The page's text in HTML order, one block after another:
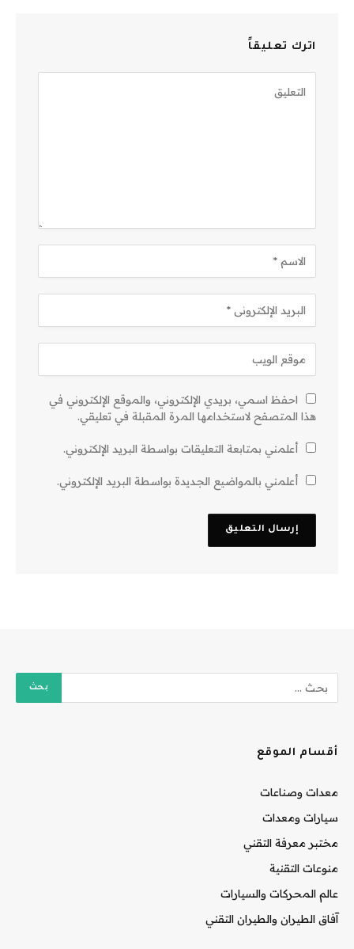
اترك تعليقاً
احفظ اسمي، بريدي الإلكتروني، والموقع الإلكتروني في
هذا المتصفح لاستخدامها المرة المقبلة في تعليقي.
أعلمني بمتابعة التعليقات بواسطة البريد الإلكتروني.
أعلمني بالمواضيع الجديدة بواسطة البريد الإلكتروني.
أقسام الموقع
معدات وصناعات
سيارات ومعدات
مختبر معرفة التقني
منوعات التقنية
عالم المحركات والسيارات
آفاق الطيران والطيران التقني